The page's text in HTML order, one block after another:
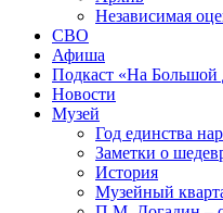
Независимая
СВО
Афиша
Подкаст «На Большой
Новости
Музей
Год единства
Заметки о
История
Музейный